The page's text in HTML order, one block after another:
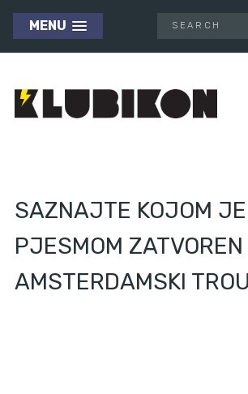
MENU
SAZNAJTE KOJOM JE
PJESMOM ZATVOREN
AMSTERDAMSKI